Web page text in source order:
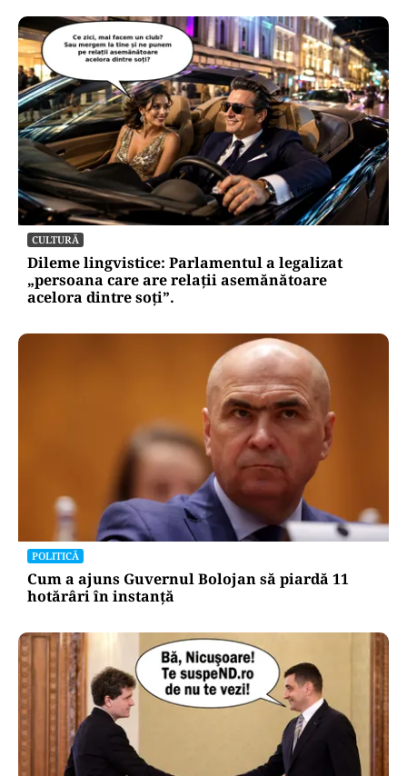
CULTURĂ
Dileme lingvistice: Parlamentul a legalizat
„persoana care are relații asemănătoare
acelora dintre soți”.
POLITICĂ
Cum a ajuns Guvernul Bolojan să piardă 11
hotărâri în instanță